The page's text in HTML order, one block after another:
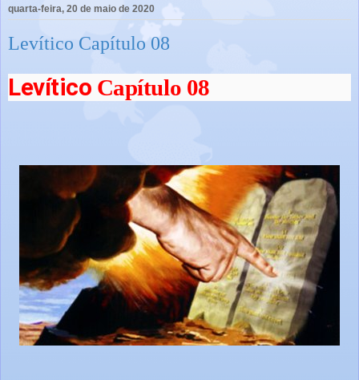
quarta-feira, 20 de maio de 2020
Levítico Capítulo 08
Levítico Capítulo 08